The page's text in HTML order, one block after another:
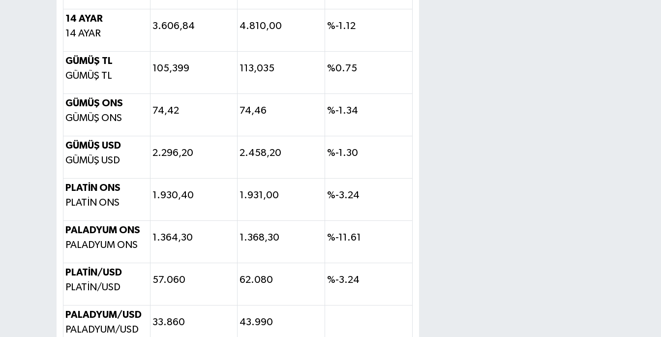
14 AYAR
14 AYAR
3.606,84 4.810,00 %-1.12
GÜMÜŞ TL
GÜMÜŞ TL
105,399 113,035 %0.75
GÜMÜŞ ONS
GÜMÜŞ ONS
74,42 74,46 %-1.34
GÜMÜŞ USD
GÜMÜŞ USD
2.296,20 2.458,20 %-1.30
PLATİN ONS
PLATİN ONS
1.930,40 1.931,00 %-3.24
PALADYUM ONS
PALADYUM ONS
1.364,30 1.368,30 %-11.61
PLATİN/USD
PLATİN/USD
57.060 62.080 %-3.24
PALADYUM/USD
PALADYUM/USD
33.860 43.990